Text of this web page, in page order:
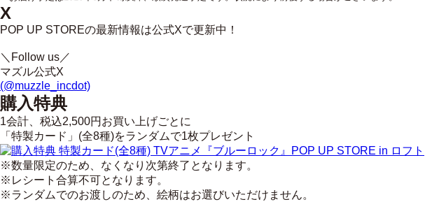
X
POP UP STOREの最新情報は公式Xで更新中！
＼Follow us／
マズル公式X
(@muzzle_incdot)
購入特典
1会計、税込2,500円お買い上げごとに
「特製カード」(全8種)をランダムで1枚プレゼント
※数量限定のため、なくなり次第終了となります。
※レシート合算不可となります。
※ランダムでのお渡しのため、絵柄はお選びいただけません。